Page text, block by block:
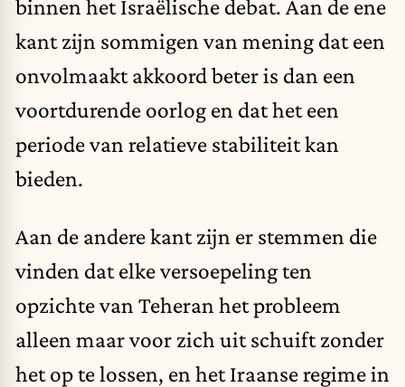
binnen het Israëlische debat. Aan de ene
kant zijn sommigen van mening dat een
onvolmaakt akkoord beter is dan een
voortdurende oorlog en dat het een
periode van relatieve stabiliteit kan
bieden.
Aan de andere kant zijn er stemmen die
vinden dat elke versoepeling ten
opzichte van Teheran het probleem
alleen maar voor zich uit schuift zonder
het op te lossen, en het Iraanse regime in